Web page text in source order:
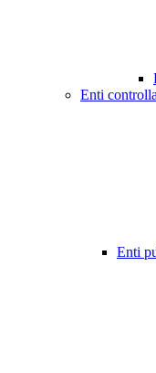
Enti
Enti